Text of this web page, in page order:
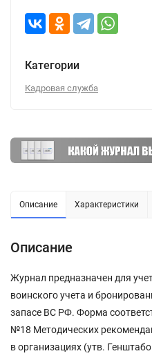
Категории
Кадровая служба
Описание Характеристики
Описание
Журнал предназначен для
воинского учета и
запасе ВС РФ. Форма
№18 Методических
в организациях (утв.